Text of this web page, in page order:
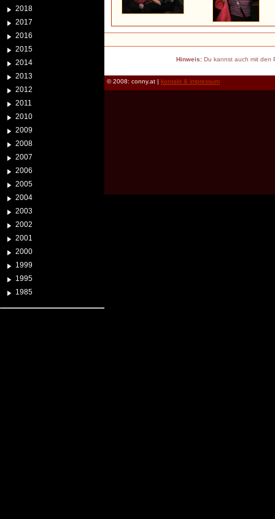
2018
2017
2016
2015
2014
2013
2012
2011
2010
2009
2008
2007
2006
2005
2004
2003
2002
2001
2000
1999
1995
1985
Hinweis:Du kannst auch mit den
© 2008: conny.at | kontakt & impressum